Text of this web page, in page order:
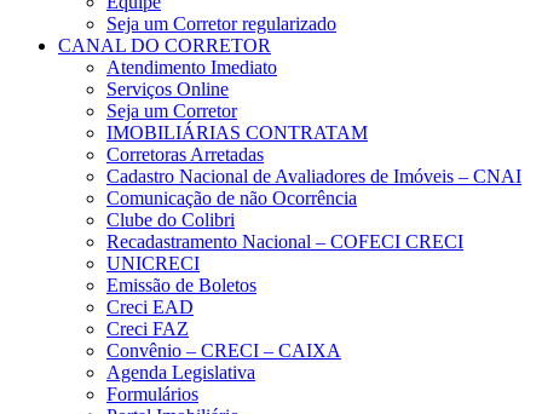
Seja um Corretor regularizado
CANAL DO CORRETOR
Atendimento Imediato
Serviços Online
Seja um Corretor
IMOBILIÁRIAS CONTRATAM
Corretoras Arretadas
Cadastro Nacional de Avaliadores de Imóveis – CNAI
Comunicação de não Ocorrência
Clube do Colibri
Recadastramento Nacional – COFECI CRECI
UNICRECI
Emissão de Boletos
Creci EAD
Creci FAZ
Convênio – CRECI – CAIXA
Agenda Legislativa
Formulários